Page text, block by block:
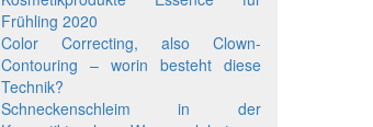
Frühling 2020
Color Correcting, also Clown-
Contouring – worin besteht diese
Technik?
Schneckenschleim in der